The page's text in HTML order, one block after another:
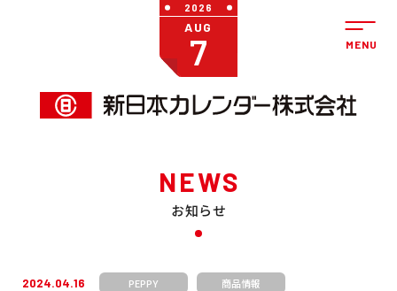
2026
AUG
7
NEWS
お知らせ
2024.04.16 PEPPY 商品情報